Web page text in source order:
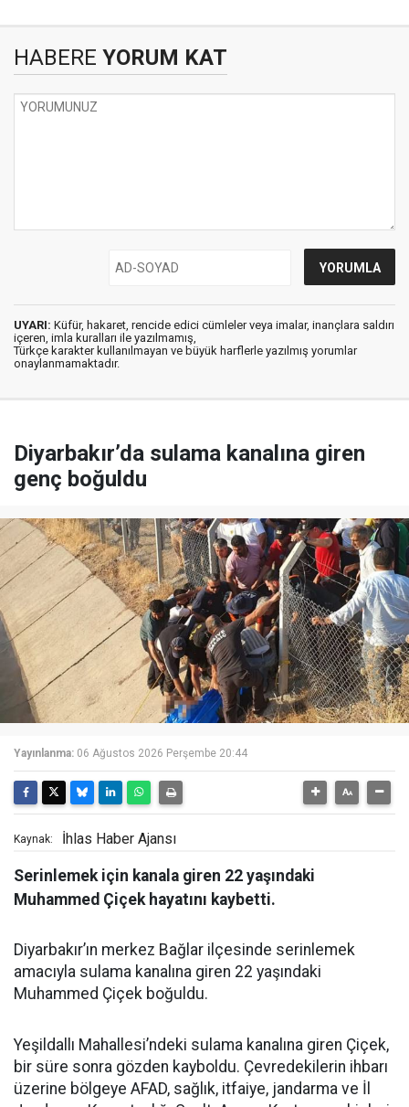
HABERE YORUM KAT
UYARI: Küfür, hakaret, rencide edici cümleler veya imalar, inançlara saldırı
içeren, imla kuralları ile yazılmamış,
Türkçe karakter kullanılmayan ve büyük harflerle yazılmış yorumlar
onaylanmamaktadır.
Diyarbakır’da sulama kanalına giren
genç boğuldu
Yayınlanma: 06 Ağustos 2026 Perşembe 20:44
Kaynak: İhlas Haber Ajansı
Serinlemek için kanala giren 22 yaşındaki
Muhammed Çiçek hayatını kaybetti.
Diyarbakır’ın merkez Bağlar ilçesinde serinlemek
amacıyla sulama kanalına giren 22 yaşındaki
Muhammed Çiçek boğuldu.
Yeşildallı Mahallesi’ndeki sulama kanalına giren Çiçek,
bir süre sonra gözden kayboldu. Çevredekilerin ihbarı
üzerine bölgeye AFAD, sağlık, itfaiye, jandarma ve İl